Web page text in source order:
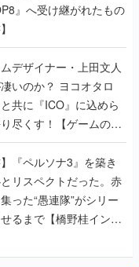
』へ受け継がれたもの
デザイナー・上田文人
いのか？ ヨコオタロ
共に『ICO』に込めら
尽くす！【ゲームの企
『ペルソナ3』を築き
リスペクトだった。赤
った“愚連隊”がシリー
るまで【橋野桂インタ